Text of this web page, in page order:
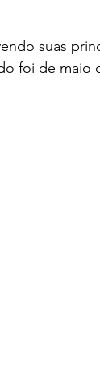
suas
foi de maio